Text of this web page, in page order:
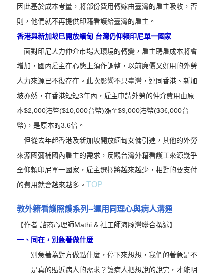
因此基於成本考量，將部份費用轉嫁由臺灣的雇主吸收，否
則，他們就不再提供印籍看護給臺灣的雇主。
香港與新加坡已開放緬甸 台灣仍仰賴印尼單一國家
面對印尼人力仲介市場大環境的轉變，雇主聘雇成本將會
增加，國內雇主在心態上須作調整，以前廉價又好用的外勞
人力來源已不復存在。此次影響不只臺灣，連同香港、新加
坡亦然，在香港短短3年內，雇主申請外勞的仲介費用由原
本$2,000港幣($10,000台幣)漲至$9,000港幣($36,000台
幣)，是原本的3.6倍。
但從去年起香港及新加坡開放緬甸女傭引進，其他的外勞
來源國彌補國內雇主的需求，反觀台灣外籍看護工來源幾乎
全仰賴印尼單一國家，雇主選擇將越來越少，相對的要支付
的費用就會越來越多。 TOP
教外籍看護照護系列--運用同理心與病人溝通
【作者 諮商心理師Mathi & 社工師海豚灣聯合撰述】
一、 同在，別急著做什麼
別急著為對方做點什麼，停下來想想，我們的著急是不
是真的貼近病人的需求？讓病人把想說的說完，才能明